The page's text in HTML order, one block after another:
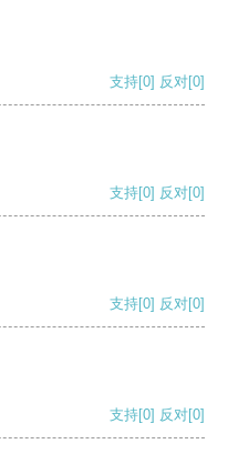
支持[0] 反对[0]
支持[0] 反对[0]
支持[0] 反对[0]
支持[0] 反对[0]